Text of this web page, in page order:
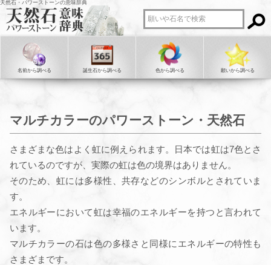
天然石・パワーストーンの意味辞典
名前から調べる 誕生石から調べる 色から調べる 願いから調べる
マルチカラーのパワーストーン・天然石
さまざまな色はよく虹に例えられます。日本では虹は7色とさ
れているのですが、実際の虹は色の境界はありません。
そのため、虹には多様性、共存などのシンボルとされていま
す。
エネルギーにおいて虹は幸福のエネルギーを持つと言われて
います。
マルチカラーの石は色の多様さと同様にエネルギーの特性も
さまざまです。